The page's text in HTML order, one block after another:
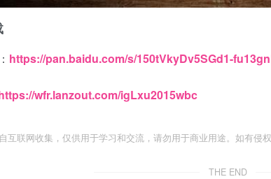
https://pan.baidu.com/s/150tVkyDv5SGd1-
wfr.lanzout.com/igLxu2015wbc
互联网收集，仅供用于学习和交流，请勿用于商业用途。如有侵
THE END